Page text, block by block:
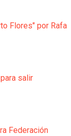
Flores" por Rafa
salir
Federación